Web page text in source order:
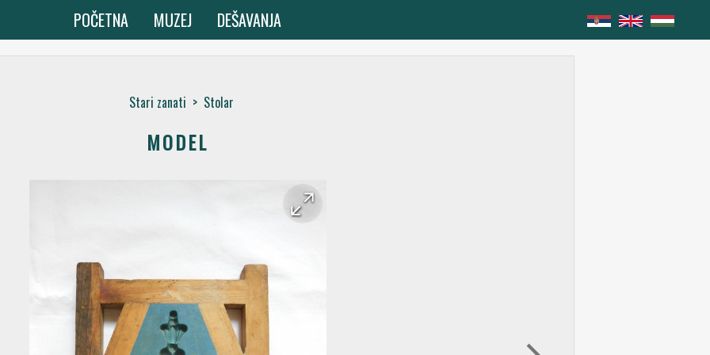
POČETNA MUZEJ DEŠAVANJA
Stari zanati > Stolar
MODEL
arrow_back
arrow_forward